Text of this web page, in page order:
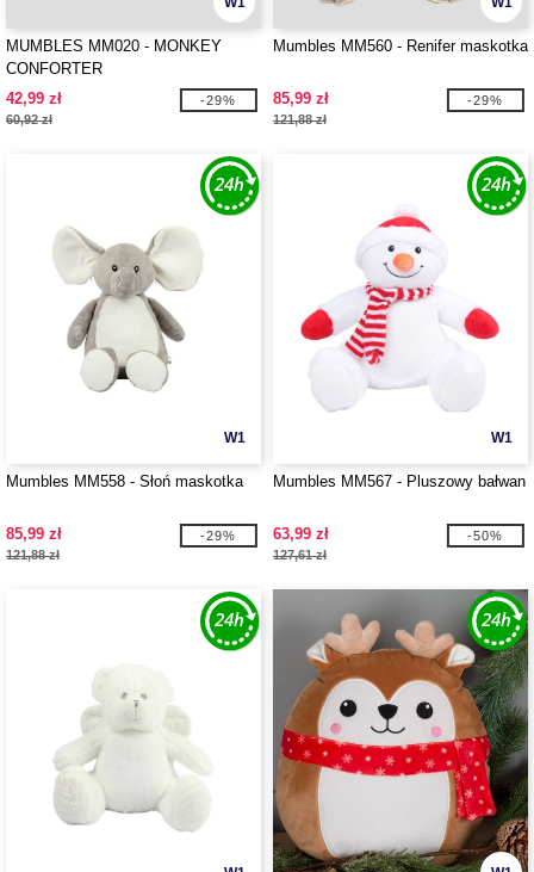
MUMBLES MM020 - MONKEY
CONFORTER
42,99 zł
60,92 zł
-29%
Mumbles MM560 - Renifer maskotka
85,99 zł
121,88 zł
-29%
W1
Mumbles MM558 - Słoń maskotka
85,99 zł
121,88 zł
-29%
W1
Mumbles MM567 - Pluszowy bałwan
63,99 zł
127,61 zł
-50%